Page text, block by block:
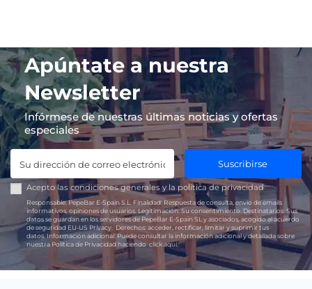
Apúntate a nuestra
Newsletter
Infórmese de nuestras últimas noticias y ofertas
especiales
Suscribirse
Acepto las condiciones generales y lapolítica de privacidad
Responsable:PepeBar E-Spain S.L. Finalidad: Respuesta de consulta, envío de emails
informativos, opiniones de usuarios. Legitimación: Su consentimiento. Destinatarios:Sus
datos se guardan en los servidores de PepeBar E-Spain SL y asociados, acogido al acuerdo
de seguridad EU-US Privacy. Derechos: acceder, rectificar, limitar y suprimir tus
datos.Información adicional:Puede consultar la información adicional y detallada sobre
nuestra Política de Privacidad haciendoclick aquí.